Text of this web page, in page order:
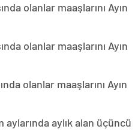
olanlar maaşlarını Ayın
olanlar maaşlarını Ayın
olanlar maaşlarını Ayın
aylık alan üçüncü